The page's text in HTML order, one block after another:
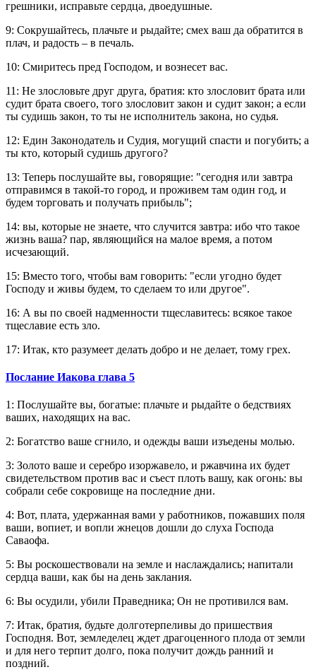
грешники, исправьте сердца, двоедушные.
9: Сокрушайтесь, плачьте и рыдайте; смех ваш да обратится в
плач, и радость – в печаль.
10: Смиритесь пред Господом, и вознесет вас.
11: Не злословьте друг друга, братия: кто злословит брата или
судит брата своего, того злословит закон и судит закон; а если
ты судишь закон, то ты не исполнитель закона, но судья.
12: Един Законодатель и Судия, могущий спасти и погубить; а
ты кто, который судишь другого?
13: Теперь послушайте вы, говорящие: "сегодня или завтра
отправимся в такой-то город, и проживем там один год, и
будем торговать и получать прибыль";
14: вы, которые не знаете, что случится завтра: ибо что такое
жизнь ваша? пар, являющийся на малое время, а потом
исчезающий.
15: Вместо того, чтобы вам говорить: "если угодно будет
Господу и живы будем, то сделаем то или другое".
16: А вы по своей надменности тщеславитесь: всякое такое
тщеславие есть зло.
17: Итак, кто разумеет делать добро и не делает, тому грех.
Послание Иакова глава 5
1: Послушайте вы, богатые: плачьте и рыдайте о бедствиях
ваших, находящих на вас.
2: Богатство ваше сгнило, и одежды ваши изъедены молью.
3: Золото ваше и серебро изоржавело, и ржавчина их будет
свидетельством против вас и съест плоть вашу, как огонь: вы
собрали себе сокровище на последние дни.
4: Вот, плата, удержанная вами у работников, пожавших поля
ваши, вопиет, и вопли жнецов дошли до слуха Господа
Саваофа.
5: Вы роскошествовали на земле и наслаждались; напитали
сердца ваши, как бы на день заклания.
6: Вы осудили, убили Праведника; Он не противился вам.
7: Итак, братия, будьте долготерпеливы до пришествия
Господня. Вот, земледелец ждет драгоценного плода от земли
и для него терпит долго, пока получит дождь ранний и
поздний.